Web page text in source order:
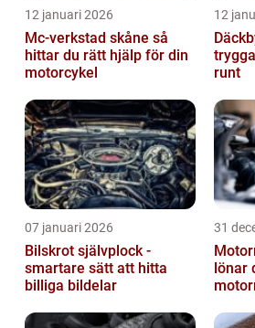
12 januari 2026
Mc-verkstad skåne så
hittar du rätt hjälp för din
motorcykel
12
runt
07 januari 2026
Bilskrot självplock -
smartare sätt att hitta
billiga bildelar
31
lönar